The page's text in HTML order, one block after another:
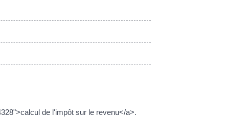
de l'impôt sur le revenu</a>.